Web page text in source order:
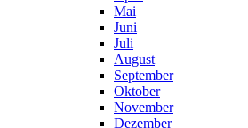
Mai
Juni
Juli
August
September
Oktober
November
Dezember